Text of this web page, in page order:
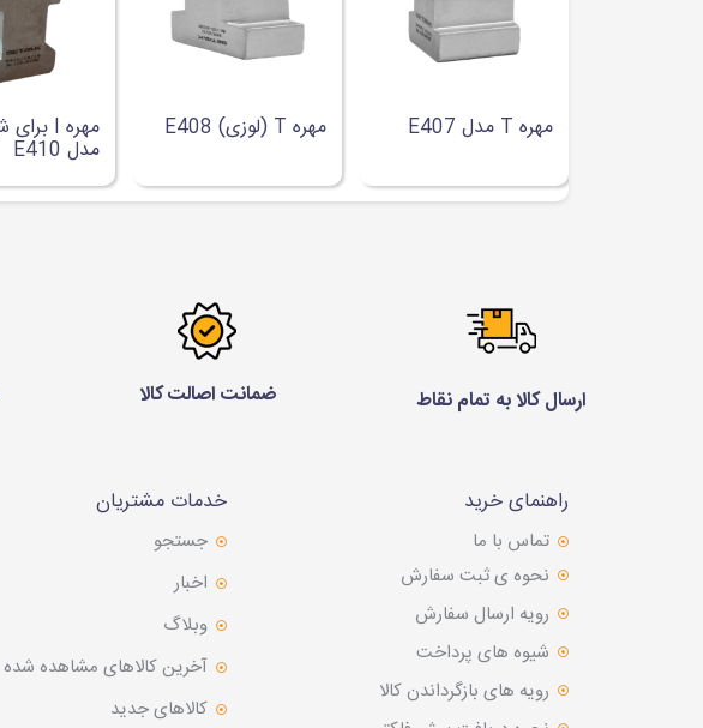
مهره T مدل E407 مهره T (لوزی) E408
مدل E410
ارسال کالا به تمام نقاط ضمانت اصالت کالا
راهنمای خرید
تماس با ما
نحوه ی ثبت سفارش
رویه ارسال سفارش
شیوه های پرداخت
رویه های بازگرداندن کالا
خدمات مشتریان
جستجو
اخبار
وبلاگ
آخرین کالاهای مشاهده شده
کالاهای جدید